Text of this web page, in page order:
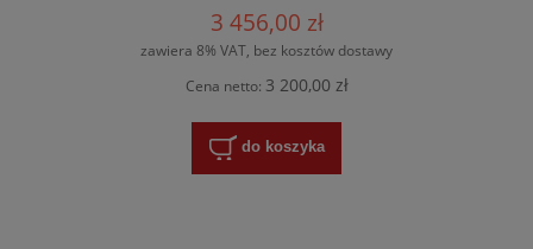
3 456,00 zł
zawiera 8% VAT, bez kosztów dostawy
Cena netto: 3 200,00 zł
do koszyka